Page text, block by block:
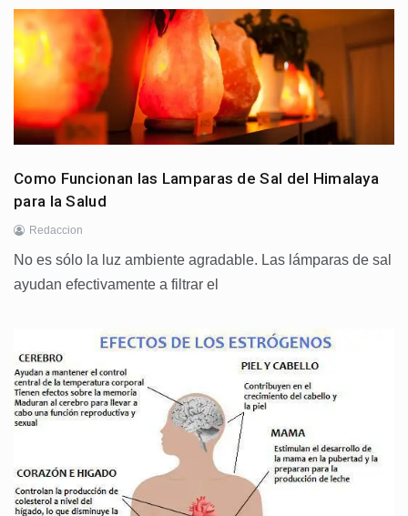
Como Funcionan las Lamparas de Sal del Himalaya
para la Salud
Redaccion
No es sólo la luz ambiente agradable. Las lámparas de sal
ayudan efectivamente a filtrar el